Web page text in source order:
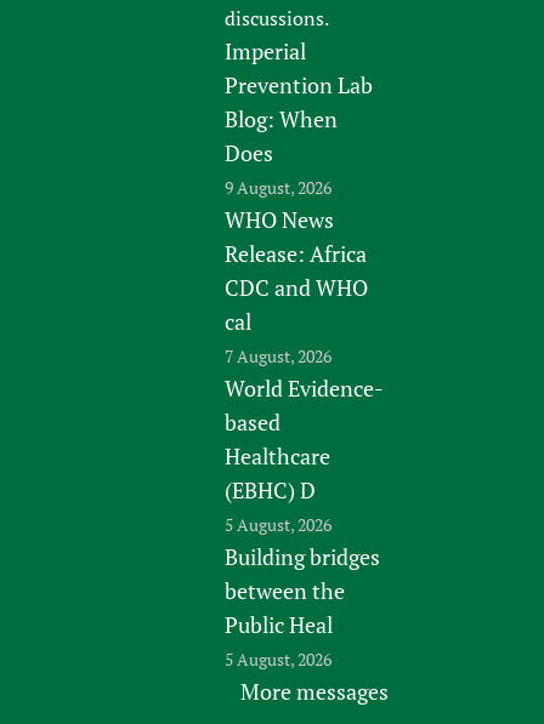
discussions.
Imperial
Prevention Lab
Blog: When
Does
9 August, 2026
WHO News
Release: Africa
CDC and WHO
cal
7 August, 2026
World Evidence-
based
Healthcare
(EBHC) D
5 August, 2026
Building bridges
between the
Public Heal
5 August, 2026
More messages